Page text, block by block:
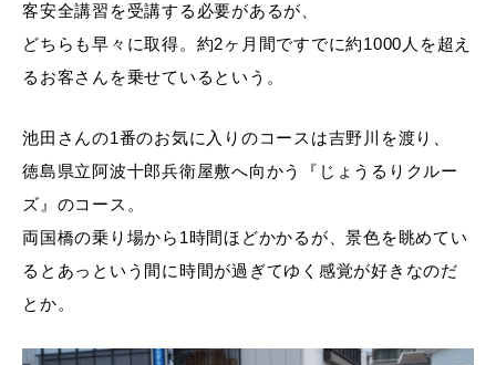
客安全講習を受講する必要があるが、
どちらも早々に取得。約2ヶ月間ですでに約1000人を超え
るお客さんを乗せているという。
池田さんの1番のお気に入りのコースは吉野川を渡り、
徳島県立阿波十郎兵衛屋敷へ向かう『じょうるりクルー
ズ』のコース。
両国橋の乗り場から1時間ほどかかるが、景色を眺めてい
るとあっという間に時間が過ぎてゆく感覚が好きなのだ
とか。